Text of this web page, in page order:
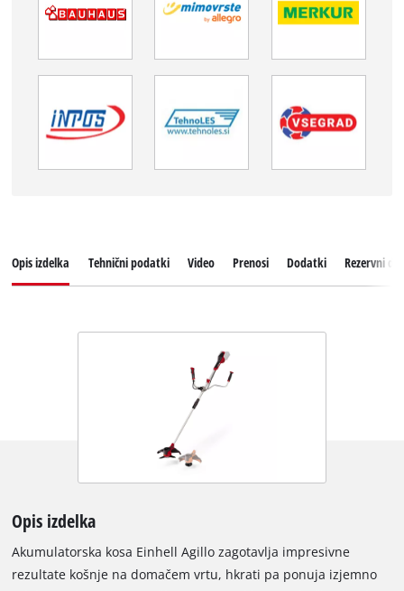
Opis izdelka Tehnični podatki Video Prenosi Dodatki Rezervni
Opis izdelka
Akumulatorska kosa Einhell Agillo zagotavlja impresivne
rezultate košnje na domačem vrtu, hkrati pa ponuja izjemno